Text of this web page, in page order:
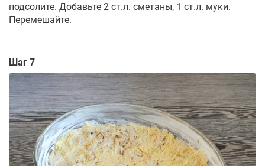
подсолите. Добавьте 2 ст.л. сметаны, 1 ст.л. муки.
Перемешайте.
Шаг 7